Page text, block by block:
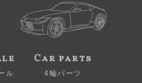
ル
Car parts
4輪パーツ